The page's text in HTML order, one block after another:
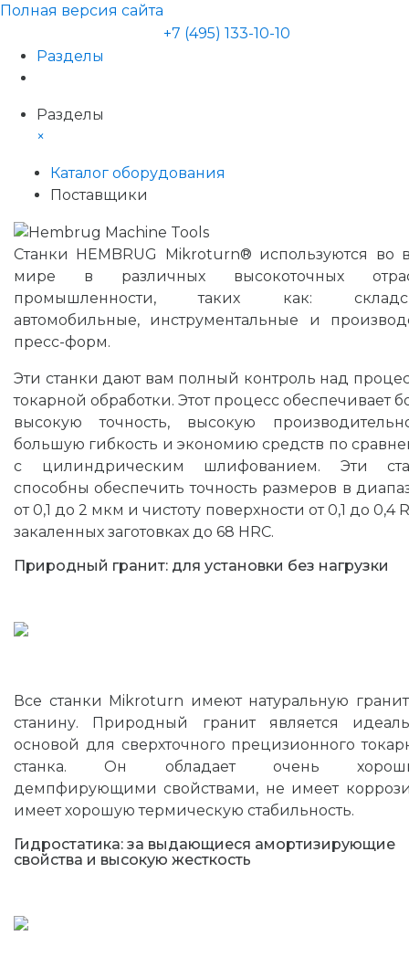
Полная версия сайта
+7 (495) 133-10-10
Разделы
Разделы
×
Каталог оборудования
Поставщики
Станки HEMBRUG Mikroturn® используются во
мире в различных высокоточных
промышленности, таких как:
автомобильные, инструментальные и
пресс-форм.
Эти станки дают вам полный контроль над
токарной обработки. Этот процесс обеспечивает
высокую точность, высокую
большую гибкость и экономию средств по
с цилиндрическим шлифованием. Эти
способны обеспечить точность размеров в
от 0,1 до 2 мкм и чистоту поверхности от 0,1 до 0,4
закаленных заготовках до 68 HRC.
Природный гранит: для установки без нагрузки
Все станки Mikroturn имеют натуральную
станину. Природный гранит является
основой для сверхточного прецизионного
станка. Он обладает очень
демпфирующими свойствами, не имеет
имеет хорошую термическую стабильность.
Гидростатика: за выдающиеся амортизирующие
свойства и высокую жесткость